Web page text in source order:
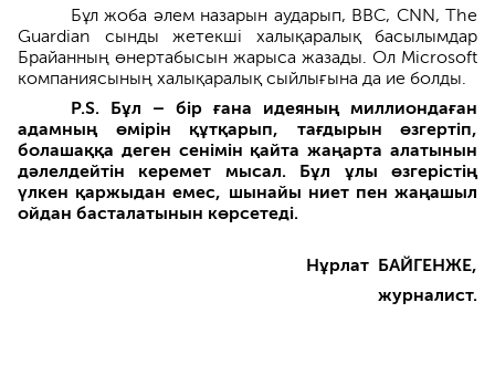
Бұл жоба әлем назарын аударып, BBC, CNN, The
Guardian сынды жетекші халықаралық басылымдар
Брайанның өнертабысын жарыса жазады. Ол Microsoft
компаниясының халықаралық сыйлығына да ие болды.
P.S. Бұл – бір ғана идеяның миллиондаған
адамның өмірін құтқарып, тағдырын өзгертіп,
болашаққа деген сенімін қайта жаңарта алатынын
дәлелдейтін керемет мысал. Бұл ұлы өзгерістің
үлкен қаржыдан емес, шынайы ниет пен жаңашыл
ойдан басталатынын көрсетеді.
Нұрлат БАЙГЕНЖЕ,
журналист.